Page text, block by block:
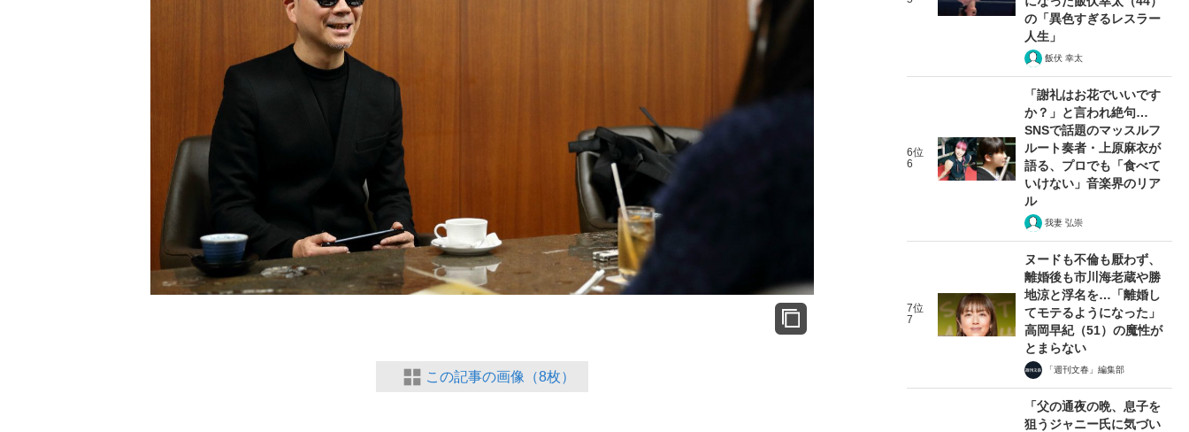
この記事の画像（8枚）
の「異色すぎるレスラー
人生」
飯伏 幸太
6位
6
「謝礼はお花でいいです
か？」と言われ絶句…
SNSで話題のマッスルフ
ルート奏者・上原麻衣が
語る、プロでも「食べて
いけない」音楽界のリア
ル
我妻 弘崇
7位
7
ヌードも不倫も厭わず、
離婚後も市川海老蔵や勝
地涼と浮名を…「離婚し
てモテるようになった」
高岡早紀（51）の魔性が
とまらない
「週刊文春」編集部
「父の通夜の晩、息子を
狙うジャニー氏に気づい